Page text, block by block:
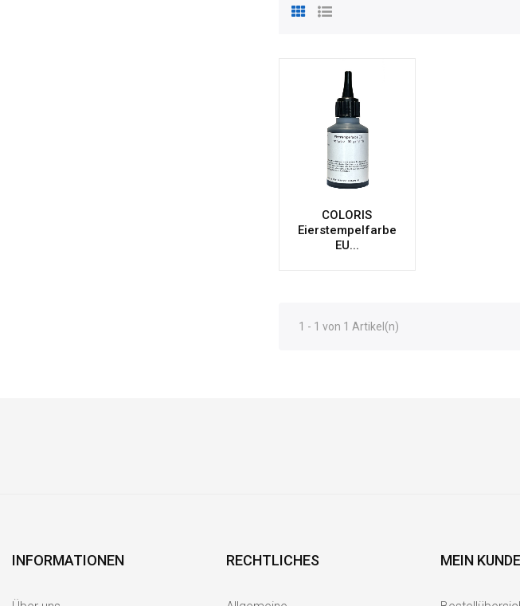
COLORIS
Eierstempelfarbe
EU...
1 - 1 von 1 Artikel(n)
INFORMATIONEN RECHTLICHES MEIN